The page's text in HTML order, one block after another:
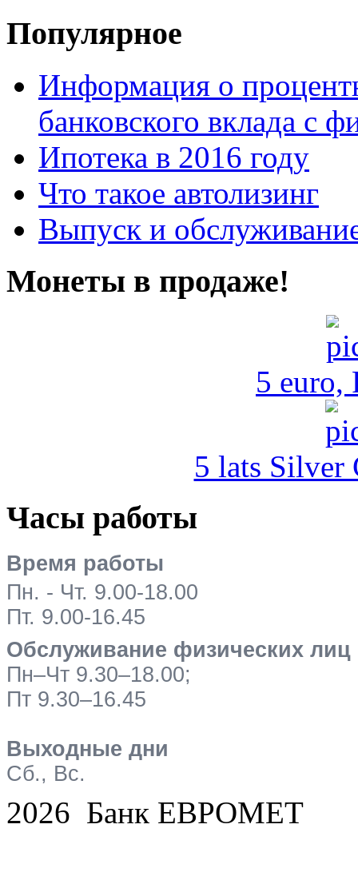
Популярное
Информация о
банковского вклада с
Ипотека в 2016 году
Что такое автолизинг
Выпуск и
Монеты в продаже!
5 euro,
5 lats Silver
Часы работы
Время работы
Пн. - Чт. 9.00-18.00
Пт. 9.00-16.45
Обслуживание физических лиц
Пн–Чт 9.30–18.00;
Пт 9.30–16.45
Выходные дни
Сб., Вс.
2026 Банк ЕВРОМЕТ